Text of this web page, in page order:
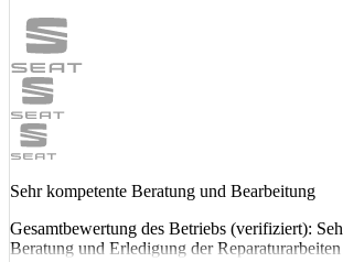
Sehr kompetente Beratung und Bearbeitung
Gesamtbewertung des Betriebs (verifiziert):
Beratung und Erledigung der Reparaturarbeiten